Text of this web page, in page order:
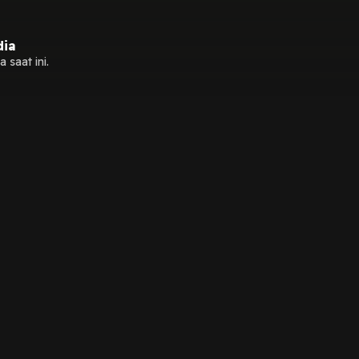
saat ini.